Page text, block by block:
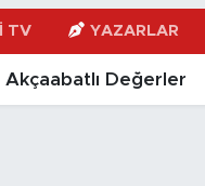
TV YAZARLAR
Akçaabatlı Değerler